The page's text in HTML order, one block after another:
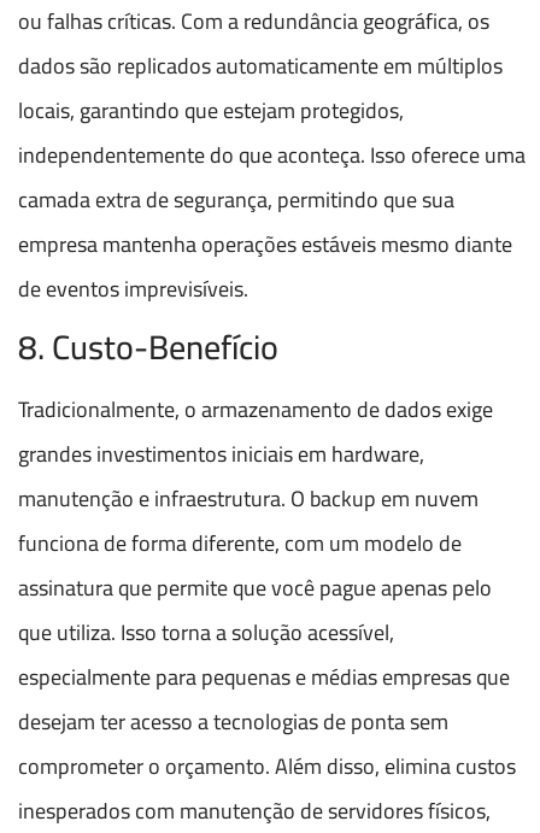
ou falhas críticas. Com a redundância geográfica, os
dados são replicados automaticamente em múltiplos
locais, garantindo que estejam protegidos,
independentemente do que aconteça. Isso oferece uma
camada extra de segurança, permitindo que sua
empresa mantenha operações estáveis mesmo diante
de eventos imprevisíveis.
8. Custo-Benefício
Tradicionalmente, o armazenamento de dados exige
grandes investimentos iniciais em hardware,
manutenção e infraestrutura. O backup em nuvem
funciona de forma diferente, com um modelo de
assinatura que permite que você pague apenas pelo
que utiliza. Isso torna a solução acessível,
especialmente para pequenas e médias empresas que
desejam ter acesso a tecnologias de ponta sem
comprometer o orçamento. Além disso, elimina custos
inesperados com manutenção de servidores físicos,